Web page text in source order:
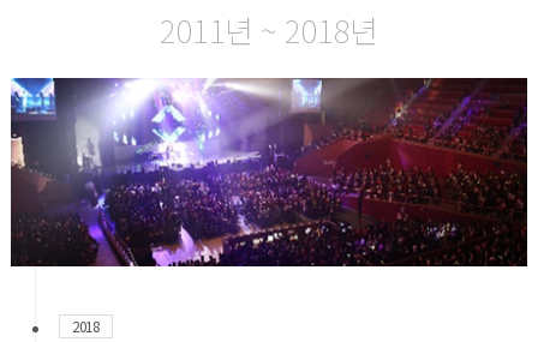
2011년 ~ 2018년
2018